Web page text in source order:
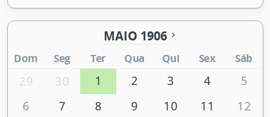
MAIO 1906
Dom Seg Ter Qua Qui Sex Sáb
29 30 1 2 3 4
5
6
7 8 9 10 11
12